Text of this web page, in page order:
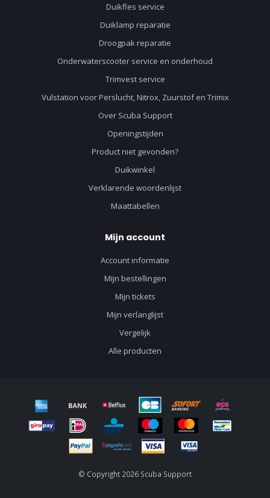
Duikfles service
Duiklamp reparatie
Droogpak reparatie
Onderwaterscooter service en onderhoud
Trimvest service
Vulstation voor Perslucht, Nitrox, Zuurstof en Trimix
Over Scuba Support
Openingstijden
Product niet gevonden?
Duikwinkel
Verklarende woordenlijst
Maattabellen
Mijn account
Account informatie
Mijn bestellingen
Mijn tickets
Mijn verlanglijst
Vergelijk
Alle producten
© Copyright 2026 Scuba Support